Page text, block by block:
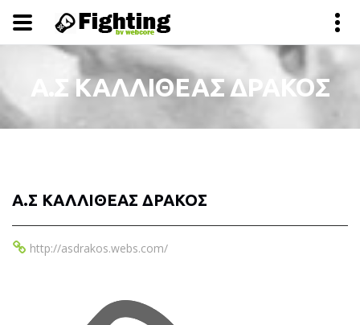
Α.Σ ΚΑΛΛΙΘΕΑΣ ΔΡΑΚΟΣ
Α.Σ ΚΑΛΛΙΘΕΑΣ ΔΡΑΚΟΣ
http://asdrakos.webs.com/